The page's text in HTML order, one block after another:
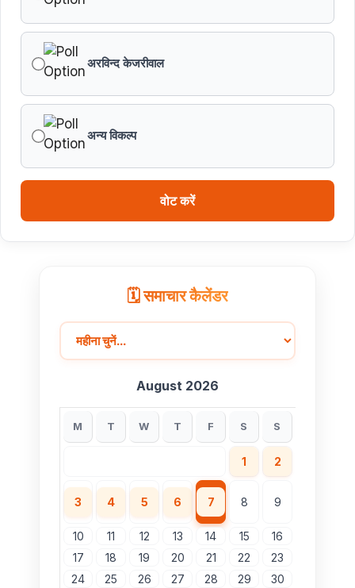
विकसित मध्यप्रदेश-2047’ की वित्तीय रूपरेखा तैयार
28 के बजट अनुमान तथा वित्तीय वर्ष 2028-29, 2029-30 के
लिए रोलिंग बजट की तैयारी हेतु बजट कार्यक्रम
अरविन्द केजरीवाल
अन्य विकल्प
वोट करें
🗓️ समाचार कैलेंडर
August 2026
M T W T F S S
1 2
3 4 5 6 7 8 9
10 11 12 13 14 15
16
17
18 19 20 21 22
23
24
25 26 27 28 29
30